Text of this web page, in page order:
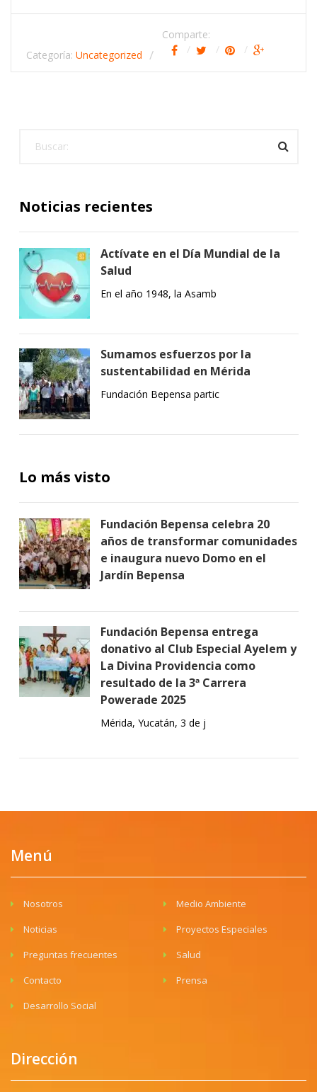
Categoría: Uncategorized
Comparte:
Noticias recientes
Actívate en el Día Mundial de la
Salud
En el año 1948, la Asamb
Sumamos esfuerzos por la
sustentabilidad en Mérida
Fundación Bepensa partic
Lo más visto
Fundación Bepensa celebra 20
años de transformar comunidades
e inaugura nuevo Domo en el
Jardín Bepensa
Fundación Bepensa entrega
donativo al Club Especial Ayelem y
La Divina Providencia como
resultado de la 3ª Carrera
Powerade 2025
Mérida, Yucatán, 3 de j
Menú
Nosotros
Noticias
Preguntas frecuentes
Contacto
Desarrollo Social
Medio Ambiente
Proyectos Especiales
Salud
Prensa
Dirección